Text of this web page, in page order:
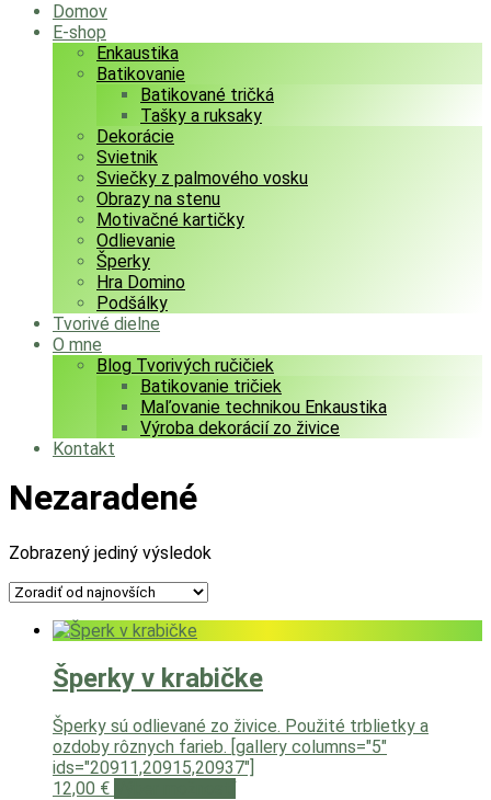
Domov
E-shop
Enkaustika
Batikovanie
Batikované tričká
Tašky a ruksaky
Dekorácie
Svietnik
Sviečky z palmového vosku
Obrazy na stenu
Motivačné kartičky
Odlievanie
Šperky
Hra Domino
Podšálky
Tvorivé dielne
O mne
Blog Tvorivých ručičiek
Batikovanie tričiek
Maľovanie technikou Enkaustika
Výroba dekorácií zo živice
Kontakt
Nezaradené
Zobrazený jediný výsledok
Šperky v krabičke
Šperky sú odlievané zo živice. Použité trblietky a
ozdoby rôznych farieb. [gallery columns="5"
ids="20911,20915,20937"]
12,00 €
Tento